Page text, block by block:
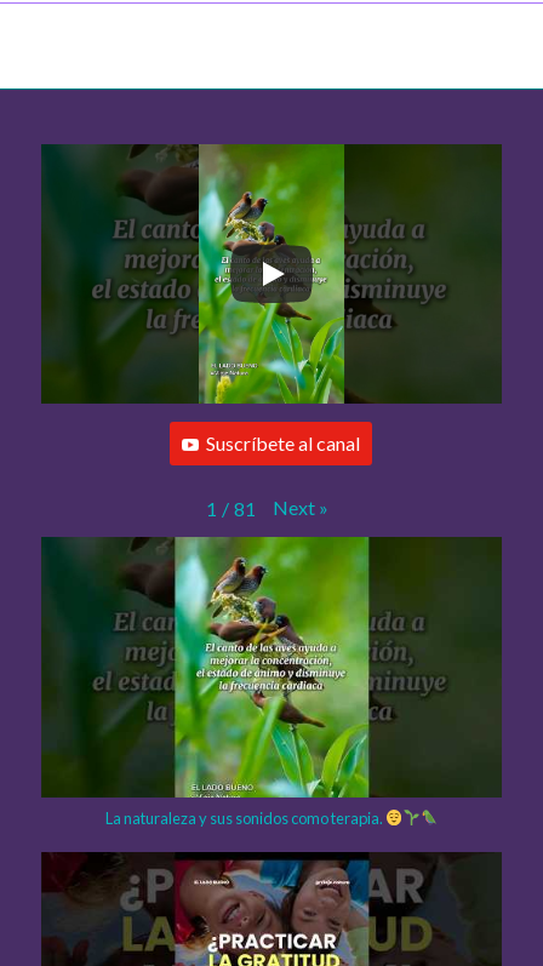
Suscríbete al canal
1 / 81 Next »
La naturaleza y sus sonidos como terapia.